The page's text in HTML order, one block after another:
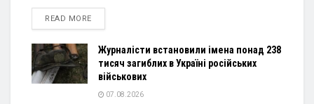
READ MOREDETAILS
Журналісти встановили імена понад 238
тисяч загиблих в Україні російських
військових
07.08.2026